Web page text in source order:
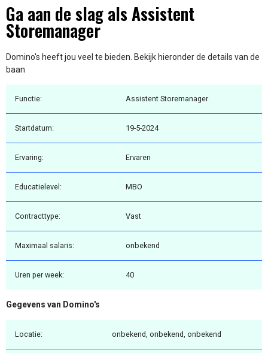
Ga aan de slag als Assistent
Storemanager
Domino's heeft jou veel te bieden. Bekijk hieronder de details van de
baan
Functie: Assistent Storemanager
Startdatum: 19-5-2024
Ervaring: Ervaren
Educatielevel: MBO
Contracttype: Vast
Maximaal salaris: onbekend
Uren per week: 40
Gegevens van Domino's
Locatie: onbekend, onbekend, onbekend